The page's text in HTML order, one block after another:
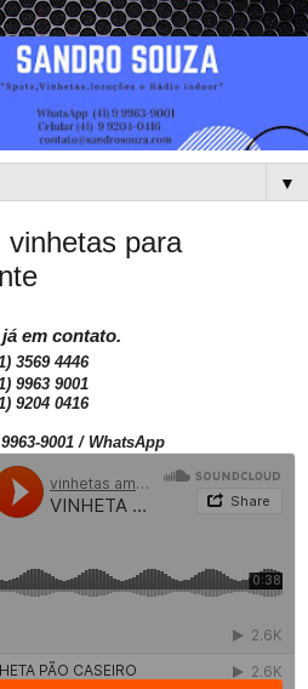
▼
para
em contato.
3569 4446
9963 9001
9204 0416
9001 / WhatsApp